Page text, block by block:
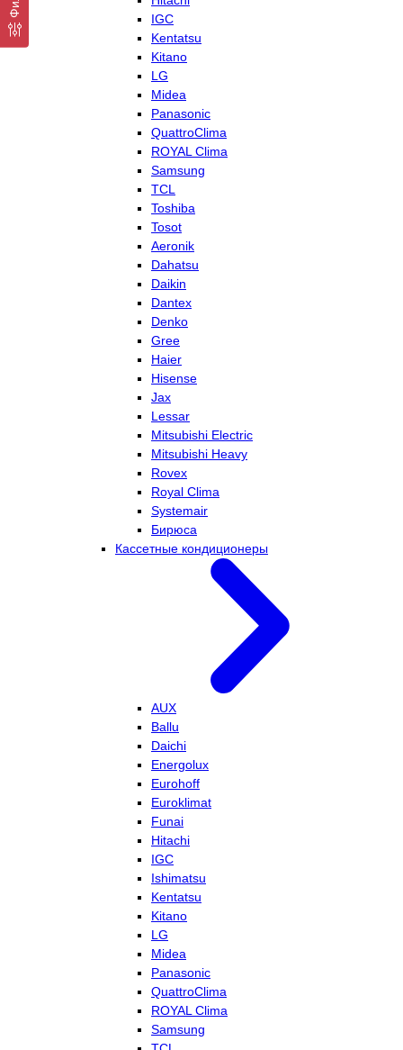
IGC
Kentatsu
Kitano
LG
Midea
Panasonic
QuattroClima
ROYAL Clima
Samsung
TCL
Toshiba
Tosot
Aeronik
Dahatsu
Daikin
Dantex
Denko
Gree
Haier
Hisense
Jax
Lessar
Mitsubishi Electric
Mitsubishi Heavy
Rovex
Royal Clima
Systemair
Бирюса
Кассетные кондиционеры
AUX
Ballu
Daichi
Energolux
Eurohoff
Euroklimat
Funai
Hitachi
IGC
Ishimatsu
Kentatsu
Kitano
LG
Midea
Panasonic
QuattroClima
ROYAL Clima
Samsung